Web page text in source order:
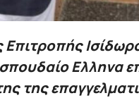
Ελληνα
της